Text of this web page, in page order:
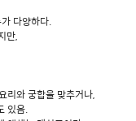
다양하다.
만,
리와 궁합을 맞추거나,
있음.